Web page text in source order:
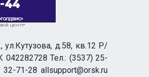
ЦЕНТР"
д.58, кв.12 Р/
Тел.: (3537) 25-
71-28 allsupport@orsk.ru